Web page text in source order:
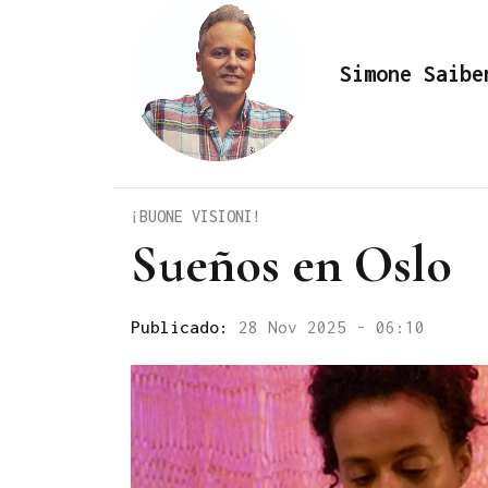
Simone
Sueños en Oslo
¡BUONE VISIONI!
Publicado: 28 Nov 2025 - 06:10